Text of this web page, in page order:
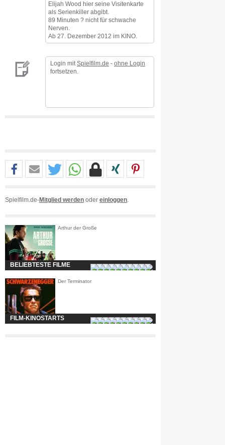
Elijah Wood hier seine Visitenkarte
als Serienkiller abgibt.
89 Minuten ? nicht für schwache
Nerven.
Ab 27. Dezember 2012 im KINO.
Login mit Spielfilm.de - ohne Login
fortsetzen.
Spielfilm.de-Mitglied werden oder einloggen
Arthur der Große
BELIEBTESTE FILME
Der Terminator
FILM-KINOSTARTS